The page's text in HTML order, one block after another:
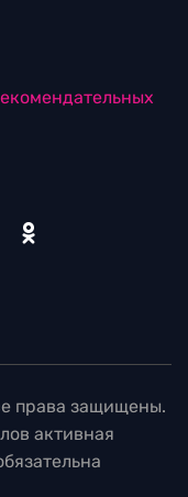
права защищены.
активная